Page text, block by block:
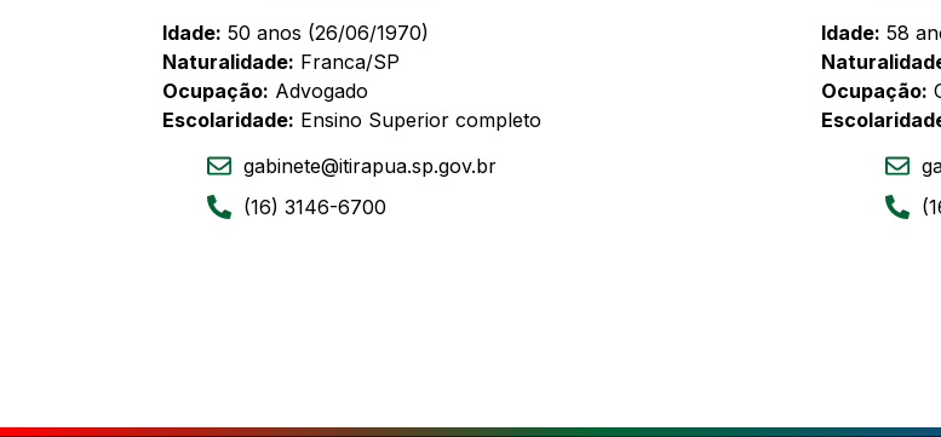
Idade: 50 anos (26/06/1970)
Naturalidade: Franca/SP
Ocupação: Advogado
Escolaridade: Ensino Superior completo
gabinete@itirapua.sp.gov.br
(16) 3146-6700
Idade: 58
Ocupação: